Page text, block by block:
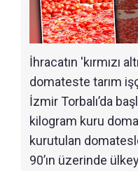
İhracatın 'kırmızı
domateste tarım
İzmir Torbalı’da
kilogram kuru
kurutulan
90’ın üzerinde